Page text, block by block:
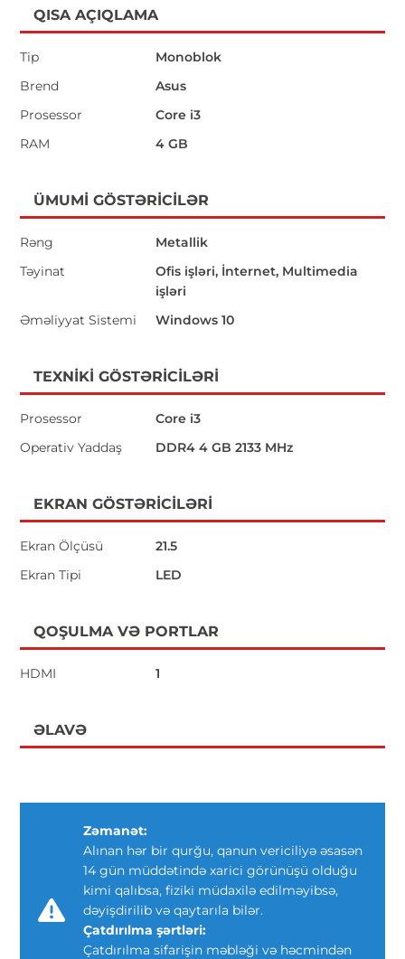
QISA AÇIQLAMA
Tip
Monoblok
Brend
Asus
Prosessor
Core i3
RAM
4 GB
ÜMUMI GÖSTƏRICILƏR
Rəng
Metallik
Təyinat
Ofis işləri, İnternet, Multimedia
işləri
Əməliyyat Sistemi
Windows 10
TEXNIKI GÖSTƏRICILƏRI
Prosessor
Core i3
Operativ Yaddaş
DDR4 4 GB 2133 MHz
EKRAN GÖSTƏRICILƏRI
Ekran Ölçüsü
21.5
Ekran Tipi
LED
QOŞULMA VƏ PORTLAR
HDMI 1
ƏLAVƏ
Zəmanət:
Alınan hər bir qurğu, qanun vericiliyə əsasən
14 gün müddətində xarici görünüşü olduğu
kimi qalıbsa, fiziki müdaxilə edilməyibsə,
dəyişdirilib və qaytarıla bilər.
Çatdırılma şərtləri:
Çatdırılma sifarişin məbləği və həcmindən